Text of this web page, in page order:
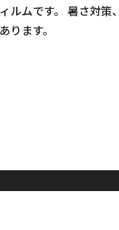
ィルムです。 暑さ対
あります。